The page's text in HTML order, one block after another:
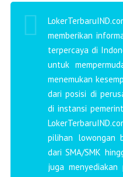
memberikan
terpercaya di
untuk
menemukan
dari posisi di
di instansi
pilihan lowongan
dari SMA/SMK
juga